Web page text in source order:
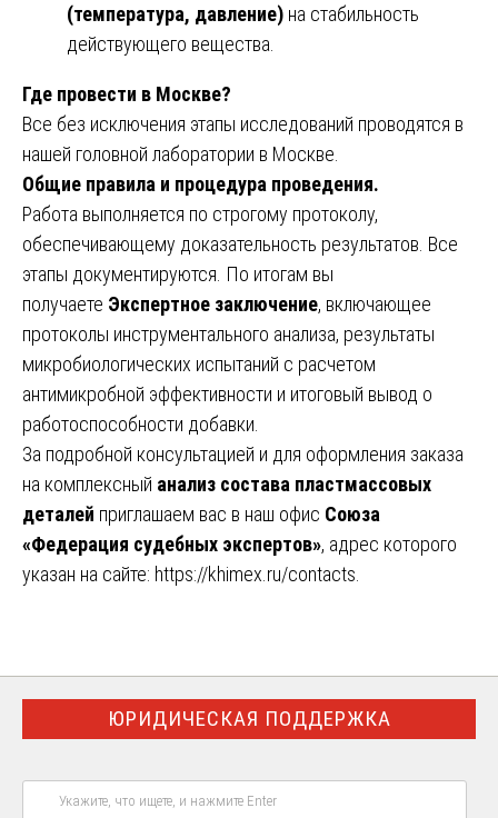
(температура, давление) на стабильность
действующего вещества.
Где провести в Москве?
Все без исключения этапы исследований проводятся в
нашей головной лаборатории в Москве.
Общие правила и процедура проведения.
Работа выполняется по строгому протоколу,
обеспечивающему доказательность результатов. Все
этапы документируются. По итогам вы
получаете Экспертное заключение, включающее
протоколы инструментального анализа, результаты
микробиологических испытаний с расчетом
антимикробной эффективности и итоговый вывод о
работоспособности добавки.
За подробной консультацией и для оформления заказа
на комплексный анализ состава пластмассовых
деталей приглашаем вас в наш офис Союза
«Федерация судебных экспертов», адрес которого
указан на сайте: https://khimex.ru/contacts
ЮРИДИЧЕСКАЯ ПОДДЕРЖКА